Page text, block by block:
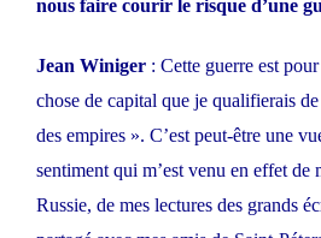
nous faire courir le risque d’une
Jean Winiger : Cette guerre est
chose de capital que je qualifierais
des empires ». C’est peut-être une
sentiment qui m’est venu en effet de
Russie, de mes lectures des grands